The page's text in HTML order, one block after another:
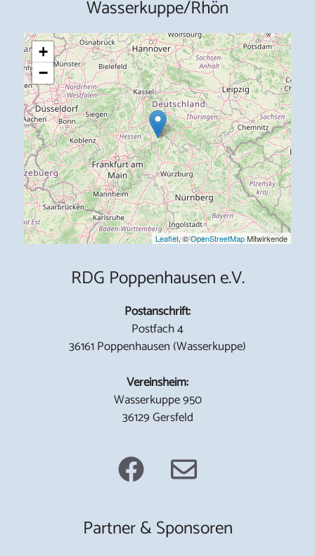
Wasserkuppe/Rhön
+
−
Leaflet, ©OpenStreetMapMitwirkende
RDG Poppenhausen e.V.
Postanschrift:
Postfach 4
36161 Poppenhausen (Wasserkuppe)
Vereinsheim:
Wasserkuppe 950
36129 Gersfeld
Partner & Sponsoren